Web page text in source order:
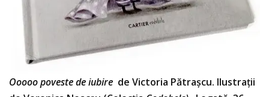
Ooooo poveste de iubire de Victoria Pătrașcu. Ilustrații